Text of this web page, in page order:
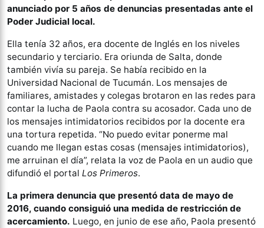
anunciado por 5 años de denuncias presentadas ante el
Poder Judicial local.
Ella tenía 32 años, era docente de Inglés en los niveles
secundario y terciario. Era oriunda de Salta, donde
también vivía su pareja. Se había recibido en la
Universidad Nacional de Tucumán. Los mensajes de
familiares, amistades y colegas brotaron en las redes para
contar la lucha de Paola contra su acosador. Cada uno de
los mensajes intimidatorios recibidos por la docente era
una tortura repetida. “No puedo evitar ponerme mal
cuando me llegan estas cosas (mensajes intimidatorios),
me arruinan el día”, relata la voz de Paola en un audio que
difundió el portal Los Primeros.
La primera denuncia que presentó data de mayo de
2016, cuando consiguió una medida de restricción de
acercamiento. Luego, en junio de ese año, Paola presentó